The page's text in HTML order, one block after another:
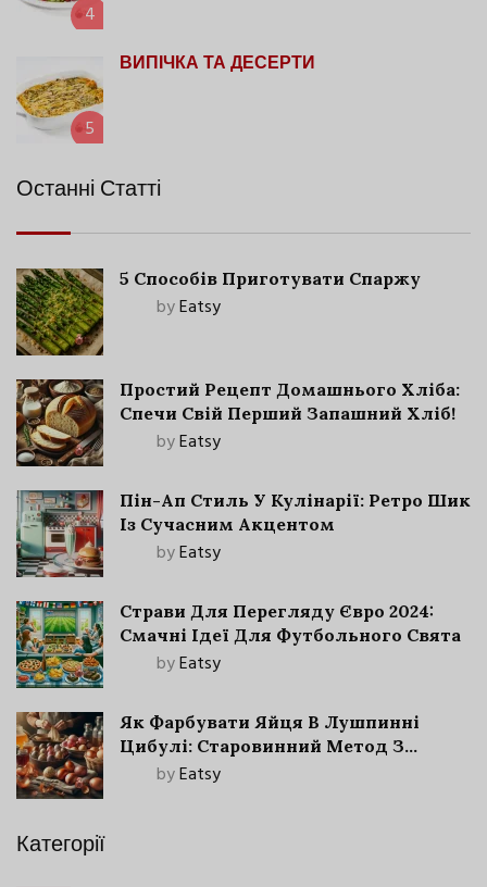
4
5
ВИПІЧКА ТА ДЕСЕРТИ
Останні Статті
5 Способів Приготувати Спаржу
byEatsy
Простий Рецепт Домашнього Хліба:
Спечи Свій Перший Запашний Хліб!
byEatsy
Пін-Ап Стиль У Кулінарії: Ретро Шик
Із Сучасним Акцентом
byEatsy
Страви Для Перегляду Євро 2024:
Смачні Ідеї Для Футбольного Свята
byEatsy
Як Фарбувати Яйця В Лушпинні
Цибулі: Старовинний Метод З
Сучасними Нюансами
byEatsy
Категорії